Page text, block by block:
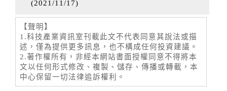
(2021/11/17)
【聲明】
1.科技產業資訊室刊載此文不代表同意其說法或描
述，僅為提供更多訊息，也不構成任何投資建議。
2.著作權所有，非經本網站書面授權同意不得將本
文以任何形式修改、複製、儲存、傳播或轉載，本
中心保留一切法律追訴權利。